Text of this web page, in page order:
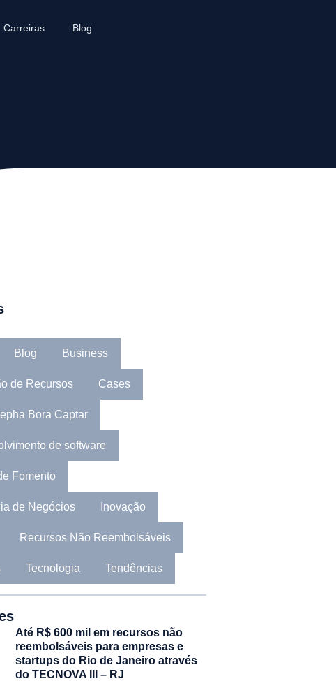
Carreiras Blog
Blog Business
de Recursos Cases
Bora Captar
de software
Fomento
de Negócios Inovação
Recursos Não Reembolsáveis
Tecnologia Tendências
Até R$ 600 mil em recursos não
reembolsáveis para empresas e
startups do Rio de Janeiro através
do TECNOVA III – RJ